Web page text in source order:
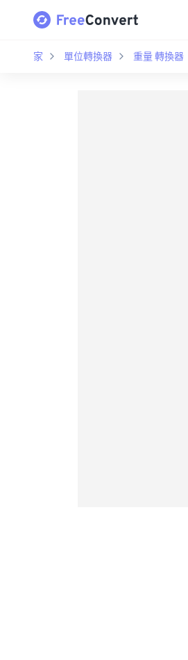
家 單位轉換器 重量 轉換器